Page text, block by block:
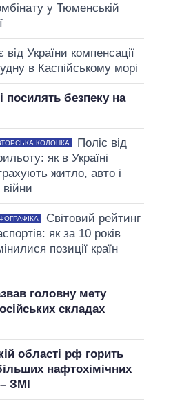
у Тюменській
від України компенсації
в Каспійському морі
посилять безпеку на
КОЛОНКА
Поліс від
як в Україні
житло, авто і
війни
Світовий рейтинг
як за 10 років
позиції країн
головну мету
складах
області рф горить
нафтохімічних
ЗМІ